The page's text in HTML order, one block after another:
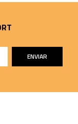
ENVIAR